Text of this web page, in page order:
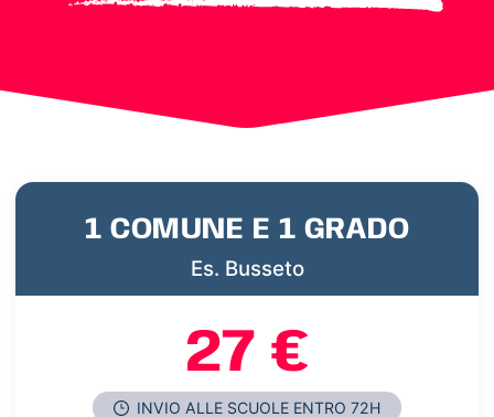
1 COMUNE E 1 GRADO
Es. Busseto
27 €
INVIO ALLE SCUOLE ENTRO 72H